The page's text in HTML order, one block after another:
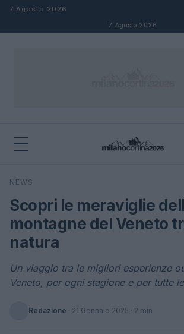
Salta al contenuto
7 Agosto 2026
7 Agosto 2026
Cerca
NEWS
Scopri le meraviglie
montagne del Veneto
natura
Un viaggio tra le migliori esperienze
Veneto, per ogni stagione e per tutte
Redazione · 21 Gennaio 2025 · 2 min